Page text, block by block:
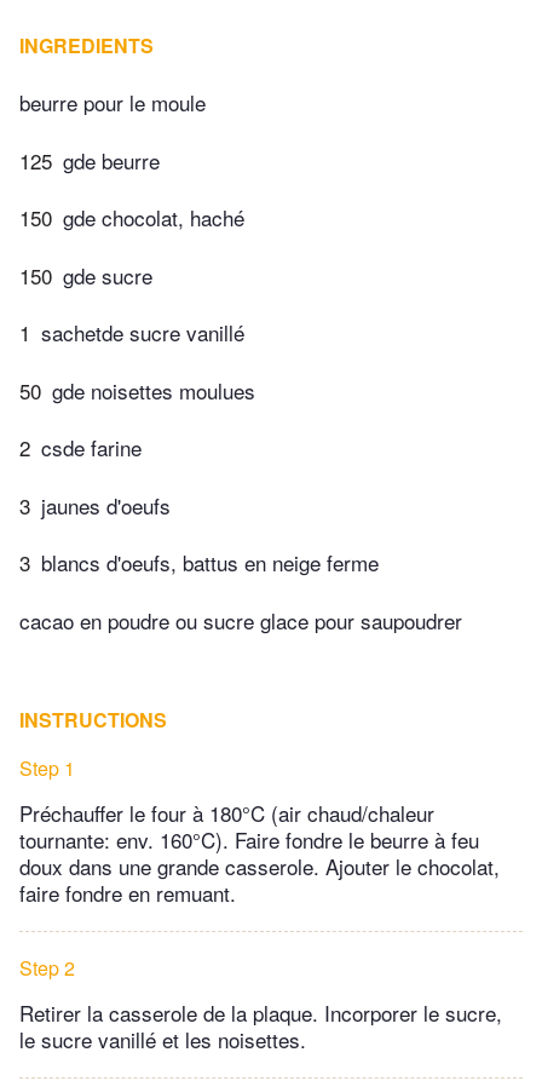
INGREDIENTS
beurre pour le moule
125 gde beurre
150 gde chocolat, haché
150 gde sucre
1 sachetde sucre vanillé
50 gde noisettes moulues
2 csde farine
3 jaunes d'oeufs
3 blancs d'oeufs, battus en neige ferme
cacao en poudre ou sucre glace pour saupoudrer
INSTRUCTIONS
Step 1
Préchauffer le four à 180°C (air chaud/chaleur
tournante: env. 160°C). Faire fondre le beurre à feu
doux dans une grande casserole. Ajouter le chocolat,
faire fondre en remuant.
Step 2
Retirer la casserole de la plaque. Incorporer le sucre,
le sucre vanillé et les noisettes.